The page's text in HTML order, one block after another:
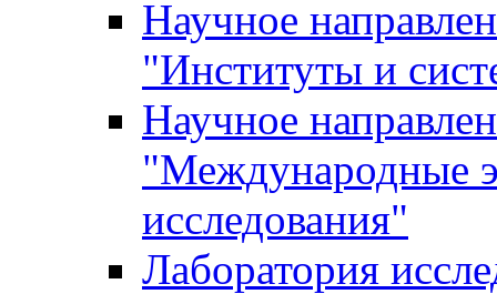
Научное
"Институты и
Научное
"Международные
исследования"
Лаборатория